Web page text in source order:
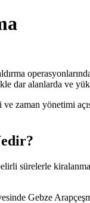
alanlarda ve
zaman yönetimi
sürelerle
Gebze